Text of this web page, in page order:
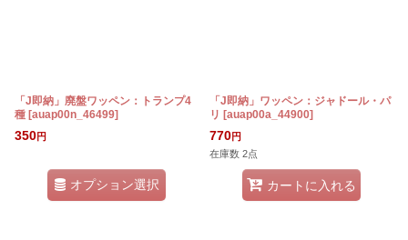
「J即納」廃盤ワッペン：トランプ4
種 [auap00n_46499]
350円
オプション選択
「J即納」ワッペン：ジャドール・パ
リ [auap00a_44900]
770円
在庫数 2点
カートに入れる